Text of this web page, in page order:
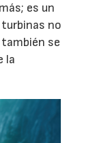
es un
no
se
la